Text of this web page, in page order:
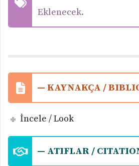
Eklenecek.
— KAYNAKÇA /
İncele / Look
— ATIFLAR /